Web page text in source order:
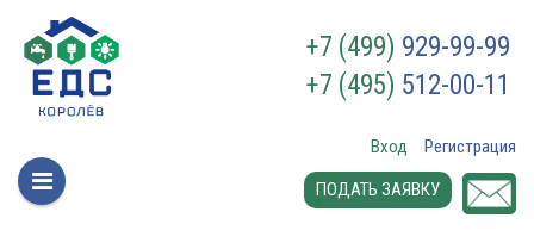
+7 (499) 929-99-99
+7 (495) 512-00-11
Вход
Регистрация
ПОДАТЬ ЗАЯВКУ